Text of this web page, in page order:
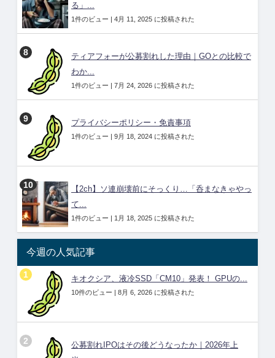
る」...
1件のビュー | 4月 11, 2025 に投稿された
ティアフォーが公募割れした理由｜GOとの比較で
わか...
1件のビュー | 7月 24, 2026 に投稿された
プライバシーポリシー・免責事項
1件のビュー | 9月 18, 2024 に投稿された
【2ch】ソ連崩壊前にそっくり…「呑まなきゃやっ
て...
1件のビュー | 1月 18, 2025 に投稿された
今週の人気記事
キオクシア、液冷SSD「CM10」発表！ GPUの...
10件のビュー | 8月 6, 2026 に投稿された
公募割れIPOはその後どうなったか｜2026年上